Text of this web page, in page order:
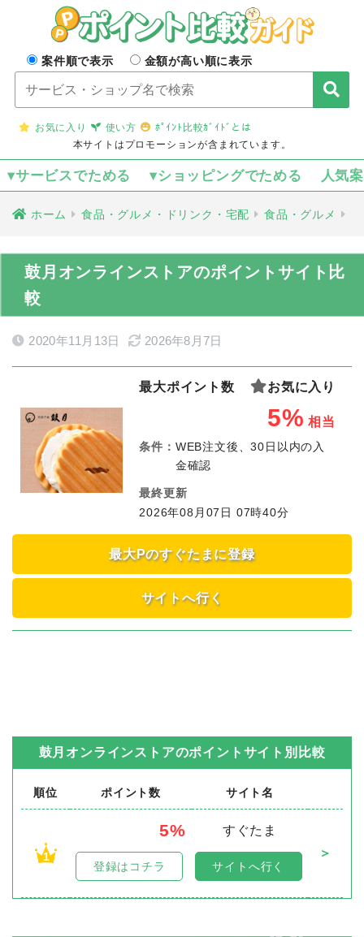
案件順で表示 金額が高い順に表示
お気に入り 使い方
ﾎﾟｲﾝﾄ比較ｶﾞｲﾄﾞとは
本サイトはプロモーションが含まれています。
▾サービスでためる ▾ショッピングでためる 人気
ホーム 食品・グルメ・ドリンク・宅配 食品・グルメ
鼓月オンラインストアのポイントサイト比
較
2020年11月13日 2026年8月7日
最大ポイント数 お気に入り
5% 相当
条件： WEB注文後、30日以内の入
金確認
最終更新
2026年08月07日 07時40分
最大Pのすぐたまに登録
サイトへ行く
鼓月オンラインストアのポイントサイト別比較
順位 ポイント数 サイト名
1
5%
すぐたま
＞
登録はコチラ サイトへ行く